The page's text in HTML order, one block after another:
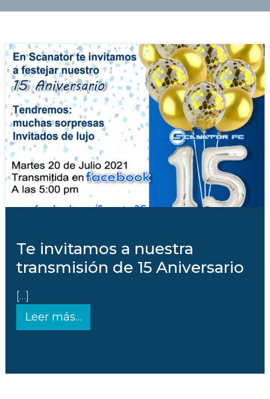
Te invitamos a nuestra
transmisión de 15 Aniversario
[…]
Leer más…from Te invitamos a nuestra